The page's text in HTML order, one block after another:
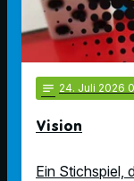
notes 24. Juli 2026
Vision
Ein Stichspiel,